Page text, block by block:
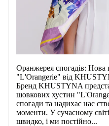
Оранжерея спогадів: Нова
"L'Orangerie" від
Бренд KHUSTYNA
шовкових хустин
спогади та надихає нас
моменти. У сучасному
швидко, і ми постійно...